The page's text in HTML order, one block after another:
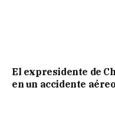
El expresidente de
en un accidente aéreo